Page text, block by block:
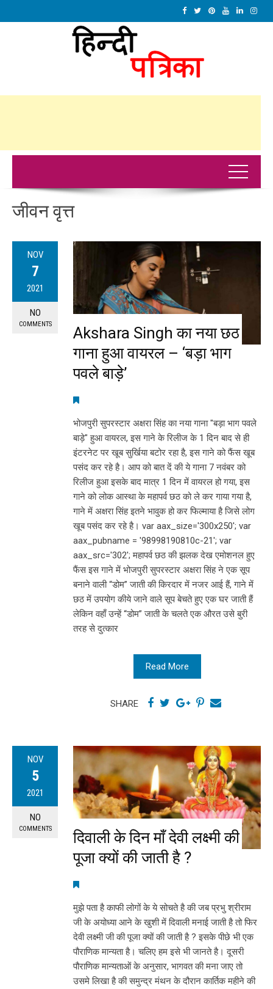
जीवन वृत्त
NOV
7
2021
NO
COMMENTS
Akshara Singh का नया छठ
गाना हुआ वायरल – ‘बड़ा भाग
पवले बाड़े’
भोजपुरी सुपरस्टार अक्षरा सिंह का नया गाना "बड़ा भाग पवले
बाड़े" हुआ वायरल, इस गाने के रिलीज के 1 दिन बाद से ही
इंटरनेट पर खूब सुर्खिया बटोर रहा है, इस गाने को फैंस खूब
पसंद कर रहे है। आप को बात दें की ये गाना 7 नवंबर को
रिलीज हुआ इसके बाद मात्र 1 दिन में वायरल हो गया, इस
गाने को लोक आस्था के महापर्व छठ को ले कर गाया गया है,
गाने में अक्षरा सिंह इतने भावुक हो कर फिल्माया है जिसे लोग
खूब पसंद कर रहे है। var aax_size='300x250'; var
aax_pubname = '98998190810c-21'; var
aax_src='302'; महापर्व छठ की झलक देख एमोशनल हुए
फैंस इस गाने में भोजपुरी सुपरस्टार अक्षरा सिंह ने एक सूप
बनाने वाली “डोम” जाती की किरदार में नजर आई हैं, गाने में
छठ में उपयोग कीये जाने वाले सूप बेचते हुए एक घर जाती हैं
लेकिन वहाँ उन्हें “डोम” जाती के चलते एक औरत उसे बुरी
तरह से दुत्कार
Read More
SHARE
NOV
5
2021
NO
COMMENTS
दिवाली के दिन माँ देवी लक्ष्मी की
पूजा क्यों की जाती है ?
मुझे पता है काफी लोगों के ये सोचते है की जब प्रभु श्रीराम
जी के अयोध्या आने के खुशी में दिवाली मनाई जाती है तो फिर
देवी लक्ष्मी जी की पूजा क्यों की जाती है ? इसके पीछे भी एक
पौराणिक मान्यता है। चलिए हम इसे भी जानते है। दूसरी
पौराणिक मान्यताओं के अनुसार, भागवत की मना जाए तो
उसमे लिखा है की समुन्द्र मंथन के दौरान कार्तिक महीने की